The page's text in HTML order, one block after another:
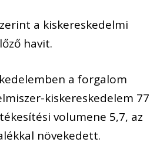
a kiskereskedelmi
havit.
a forgalom
kiskereskedelem 77
volumene 5,7, az
növekedett.